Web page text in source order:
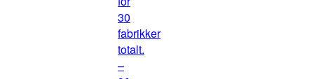
30
fabrikker
totalt.
–